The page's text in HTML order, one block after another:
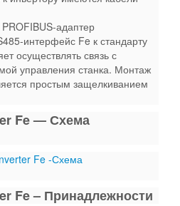
адаптер
интерфейс Fe к стандарту
осуществлять связь с
управления станка. Монтаж
простым защелкиванием
Fe — Схема
Fe – Принадлежности